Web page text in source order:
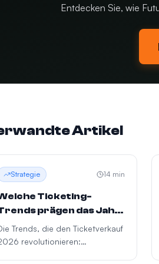
Entdecken Sie, wie
Artikel
Strategie 14 min
Ticketing-
prägen das Jahr
Trends, die den Ticketverkauf
revolutionieren: